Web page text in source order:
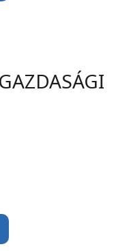
NAPOK TARTALOMMAL